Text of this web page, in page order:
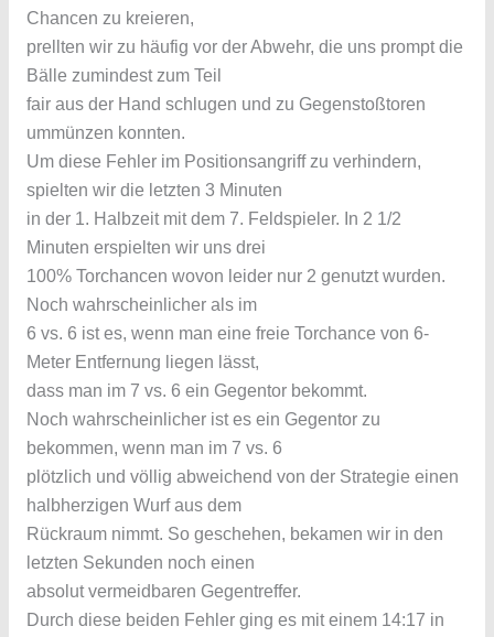
Chancen zu kreieren,
prellten wir zu häufig vor der Abwehr, die uns prompt die
Bälle zumindest zum Teil
fair aus der Hand schlugen und zu Gegenstoßtoren
ummünzen konnten.
Um diese Fehler im Positionsangriff zu verhindern,
spielten wir die letzten 3 Minuten
in der 1. Halbzeit mit dem 7. Feldspieler. In 2 1/2
Minuten erspielten wir uns drei
100% Torchancen wovon leider nur 2 genutzt wurden.
Noch wahrscheinlicher als im
6 vs. 6 ist es, wenn man eine freie Torchance von 6-
Meter Entfernung liegen lässt,
dass man im 7 vs. 6 ein Gegentor bekommt.
Noch wahrscheinlicher ist es ein Gegentor zu
bekommen, wenn man im 7 vs. 6
plötzlich und völlig abweichend von der Strategie einen
halbherzigen Wurf aus dem
Rückraum nimmt. So geschehen, bekamen wir in den
letzten Sekunden noch einen
absolut vermeidbaren Gegentreffer.
Durch diese beiden Fehler ging es mit einem 14:17 in